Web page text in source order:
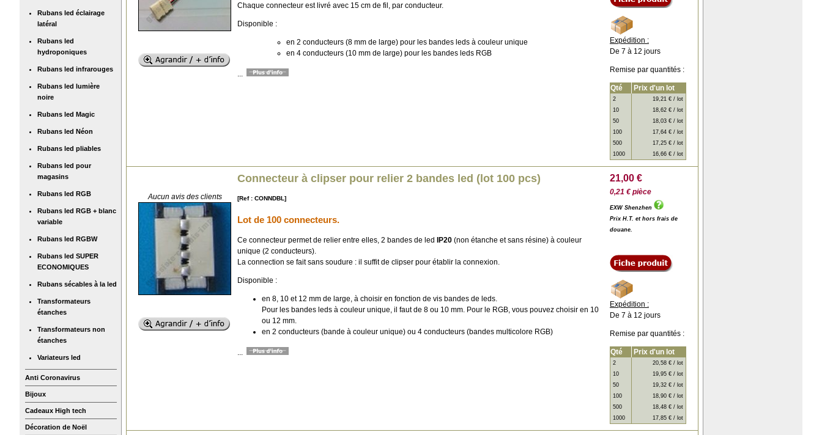
Rubans led éclairage
latéral
Rubans led
hydroponiques
Rubans led infrarouges
Rubans led lumière
noire
Rubans led Magic
Rubans led Néon
Rubans led pliables
Rubans led pour
magasins
Rubans led RGB
Rubans led RGB + blanc
variable
Rubans led RGBW
Rubans led SUPER
ECONOMIQUES
Rubans sécables à la led
Transformateurs
étanches
Transformateurs non
étanches
Variateurs led
Anti Coronavirus
Bijoux
Cadeaux High tech
Décoration de Noël
Chaque connecteur est livré avec 15 cm de fil, par conducteur.
Disponible :
en 2 conducteurs (8 mm de large) pour les bandes leds à couleur unique
en 4 conducteurs (10 mm de large) pour les bandes leds RGB
Expédition :
De 7 à 12 jours
Remise par quantités :
Qté Prix d'un lot
2
19,21 € / lot
10
18,62 € / lot
50
18,03 € / lot
100
17,64 € / lot
500
17,25 € / lot
1000
16,66 € / lot
Aucun avis des clients
Connecteur à clipser pour relier 2 bandes led (lot 100 pcs)
[Ref : CONNDBL]
Lot de 100 connecteurs.
Ce connecteur permet de relier entre elles, 2 bandes de led IP20 (non étanche et sans résine) à couleur
unique (2 conducteurs).
La connection se fait sans soudure : il suffit de clipser pour établir la connexion.
Disponible :
en 8, 10 et 12 mm de large, à choisir en fonction de vis bandes de leds.
Pour les bandes leds à couleur unique, il faut de 8 ou 10 mm. Pour le RGB, vous pouvez choisir en 10
ou 12 mm.
en 2 conducteurs (bande à couleur unique) ou 4 conducteurs (bandes multicolore RGB)
21,00 €
0,21 € pièce
EXW Shenzhen
Prix H.T. et hors frais de
douane.
Expédition :
De 7 à 12 jours
Remise par quantités :
Qté Prix d'un lot
2
20,58 € / lot
10
19,95 € / lot
50
19,32 € / lot
100
18,90 € / lot
500
18,48 € / lot
1000
17,85 € / lot